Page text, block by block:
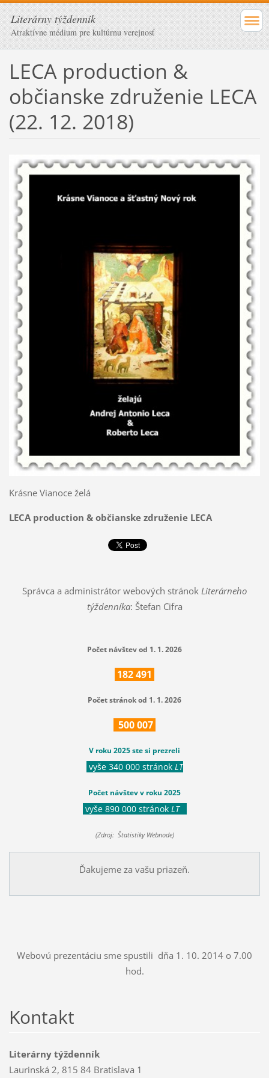
Literárny týždenník
Atraktívne médium pre kultúrnu verejnosť
LECA production &
občianske združenie LECA
(22. 12. 2018)
Krásne Vianoce želá
LECA production & občianske združenie LECA
Správca a administrátor webových stránok Literárneho
týždenníka: Štefan Cifra
Počet návštev od 1. 1. 2026
182491
Počet stránok od 1. 1. 2026
500007
V roku 2025 ste si prezreli
vyše 340 000 stránok LT
Počet návštev v roku 2025
vyše 890 000 stránok LT
(Zdroj: Štatistiky Webnode)
Ďakujeme za vašu priazeň.
Webovú prezentáciu sme spustili dňa 1. 10. 2014 o 7.00
hod.
Kontakt
Literárny týždenník
Laurinská 2, 815 84 Bratislava 1